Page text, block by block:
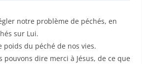
notre problème de péchés, en
sur Lui.
poids du péché de nos vies.
pouvons dire merci à Jésus, de ce que